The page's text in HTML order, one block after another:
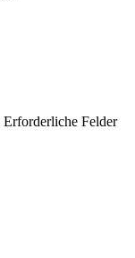
Erforderliche Felder